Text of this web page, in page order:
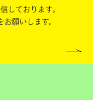
しております。
願いします。